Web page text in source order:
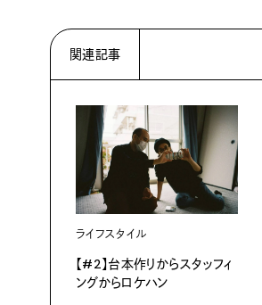
関連記事
ライフスタイル
【#2】台本作りからスタッフィ
ングからロケハン